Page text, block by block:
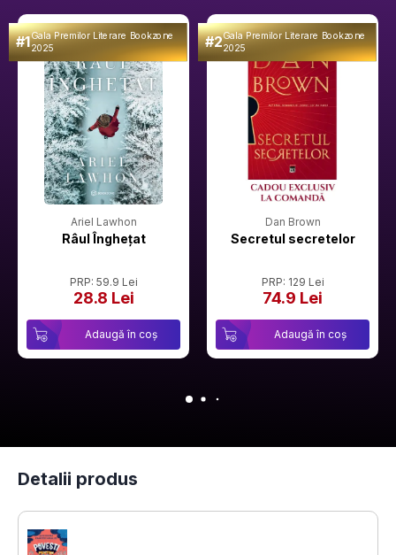
#1Gala Premilor Literare Bookzone
2025
Ariel Lawhon
Râul Înghețat
PRP: 59.9 Lei
28.8 Lei
Adaugă în coș
#2Gala Premilor Literare Bookzone
2025
Dan Brown
Secretul secretelor
PRP: 129 Lei
74.9 Lei
Adaugă în coș
Detalii produs